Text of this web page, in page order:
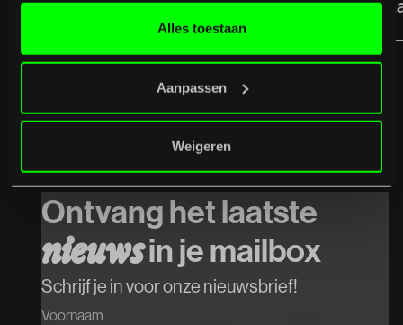
Alles toestaan
Aanpassen
Weigeren
Rauwe docu 'Mannen van het Pleintje' met
Speciaal programma rond rappers Julius en Simcha
Ontvang het laatste
nieuwsin je mailbox
Schrijf je in voor onze nieuwsbrief!